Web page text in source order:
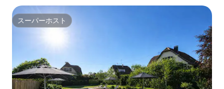
スーパーホスト
スーパーホスト